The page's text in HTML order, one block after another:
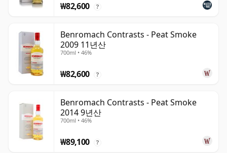
₩82,600 ?
Benromach Contrasts - Peat Smoke
2009 11년산
700ml • 46%
₩82,600 ?
Benromach Contrasts - Peat Smoke
2014 9년산
700ml • 46%
₩89,100 ?